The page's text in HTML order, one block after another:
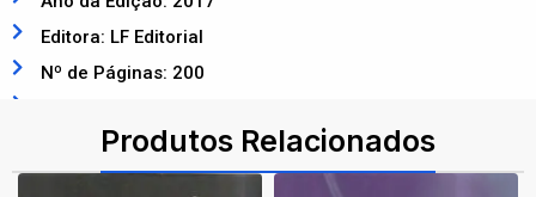
Editora: LF Editorial
Nº de Páginas: 200
Produtos Relacionados